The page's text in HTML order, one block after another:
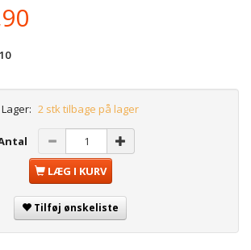
Lager: 2 stk tilbage på lager
LÆG I KURV
Tilføj ønskeliste